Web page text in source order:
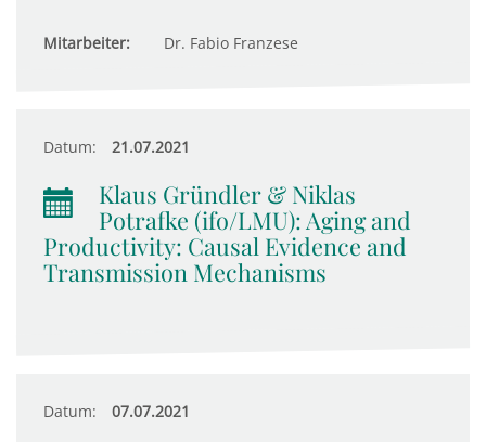
Mitarbeiter: Dr. Fabio Franzese
Datum: 21.07.2021
Klaus Gründler & Niklas
Potrafke (ifo/LMU): Aging and
Productivity: Causal Evidence and
Transmission Mechanisms
Datum: 07.07.2021